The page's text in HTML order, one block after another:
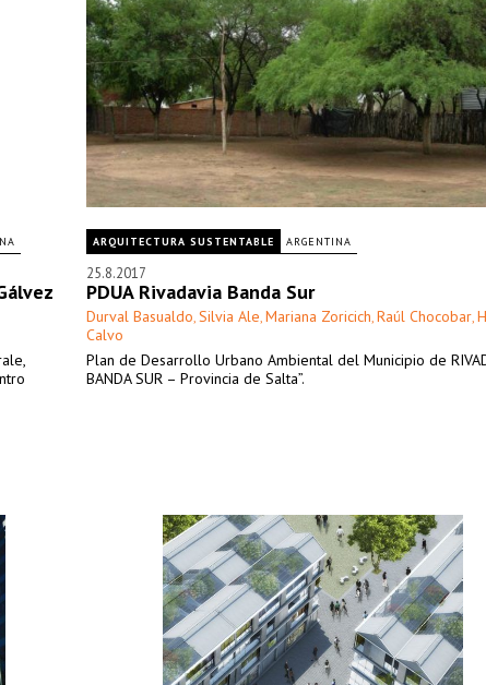
ARQUITECTURA SUSTENTABLE ARGENTINA
25.8.2017
PDUA Rivadavia Banda Sur
Durval Basualdo, Silvia Ale, Mariana Zoricich, Raúl Chocobar,
Calvo
Plan de Desarrollo Urbano Ambiental del Municipio de
BANDA SUR – Provincia de Salta”.